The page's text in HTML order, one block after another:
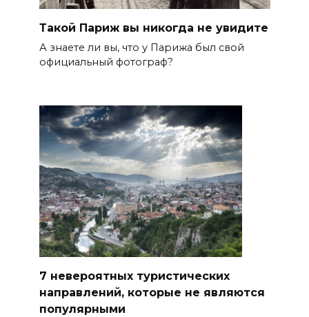
Такой Париж вы никогда не увидите
А знаете ли вы, что у Парижа был свой
официальный фотограф?
7 невероятных туристических
направлений, которые не являются
популярными